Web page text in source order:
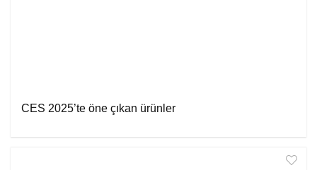
CES 2025’te öne çıkan ürünler